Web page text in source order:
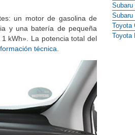
un motor de gasolina de
y una batería de pequeña
kWh». La potencia total del
técnica
Subaru
Subaru
Toyota
Toyota